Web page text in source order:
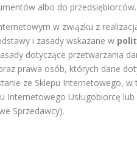
albo do przedsiębiorców.
w związku z
i zasady wskazane w
dotyczące przetwarzania
prawa osób, których dane
ze Sklepu Internetowego,
Usługobiorcę
Sprzedawcy).